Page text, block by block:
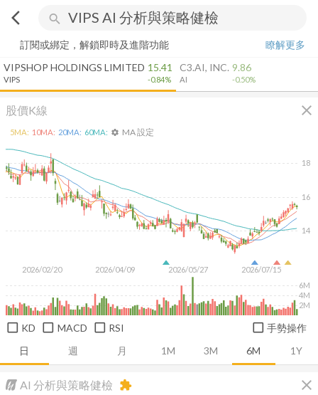
arrow_back_ios search
訂閱或綁定，解鎖即時及進階功能
瞭解更多
VIPSHOP HOLDINGS LIMITED
VIPS
15.41
-0.84%
C3.AI, INC.
AI
9.86
-0.50%
股價K線 close
日 週 月 1M 3M 6M 1Y
2026/02/20 2026/04/09 2026/05/27 2026/07/15
14
16
18
2M
4M
6M
5MA: 10MA: 20MA: 60MA: settings MA 設定
KD MACD RSI 手勢操作
AI 分析與策略健檢 close
extension